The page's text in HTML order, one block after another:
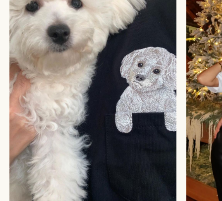
БОЛЬШЕ ОТЗЫВОВ
СТУДИЯ ВЫШИВКИ.
ПРЕМИАЛЬНЫЕ ВЕЩИ С ВЫШИВКОЙ ЖИВОТНЫХ,
СОЗДАННЫЕ СПЕЦИАЛЬНО ДЛЯ ВАС.
КАТАЛОГ
АФРИКА
ОБЕЗЬЯНЫ
СОБАКИ
КОШКИ
ПОДАРОЧНЫЙ СЕРТИФИКАТ
СОТРУДНИЧЕСТВО